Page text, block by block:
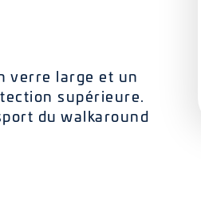
verre large et un
supérieure.
du walkaround